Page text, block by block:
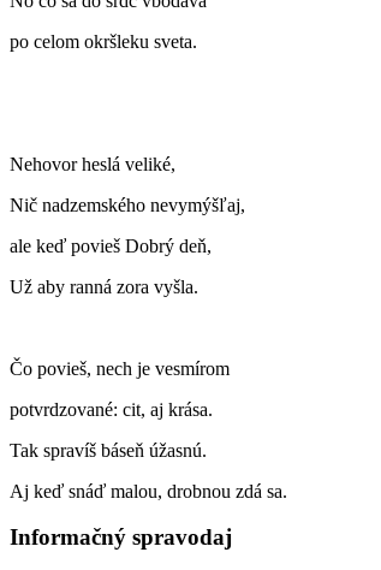
po celom okršleku sveta.
Nehovor heslá veliké,
Nič nadzemského nevymýšľaj,
ale keď povieš Dobrý deň,
Už aby ranná zora vyšla.
Čo povieš, nech je vesmírom
potvrdzované: cit, aj krása.
Tak spravíš báseň úžasnú.
Aj keď snáď malou, drobnou zdá sa.
Informačný spravodaj